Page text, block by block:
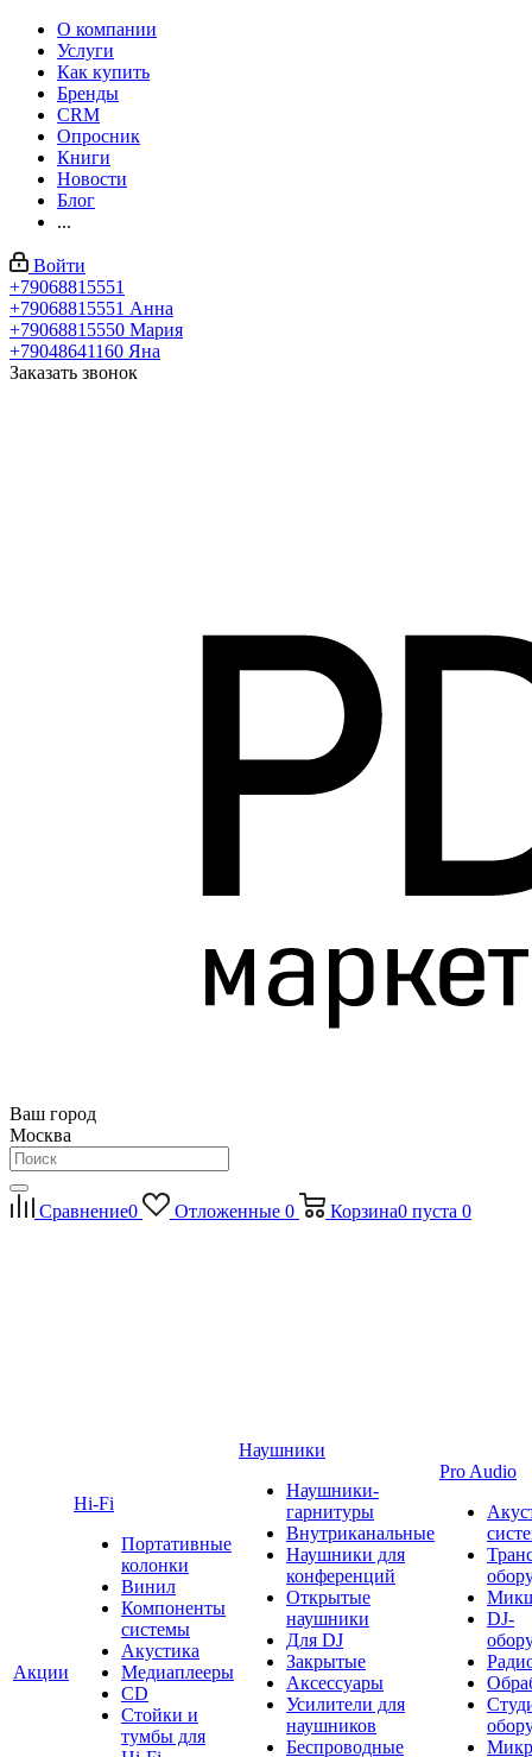
О компании
Услуги
Как купить
Бренды
CRM
Опросник
Книги
Новости
Блог
...
Войти
+79068815551
+79068815551 Анна
+79068815550 Мария
+79048641160 Яна
Заказать звонок
Ваш город
Москва
Сравнение0 Отложенные 0 Корзина0 пуста 0
Акции
Hi-Fi
Портативные
колонки
Винил
Компоненты
системы
Акустика
Медиаплееры
CD
Стойки и
тумбы для
Наушники
Наушники-
гарнитуры
Внутриканальные
Наушники для
конференций
Открытые
наушники
Для DJ
Закрытые
Аксессуары
Усилители для
наушников
Беспроводные
Pro Audio
DJ-